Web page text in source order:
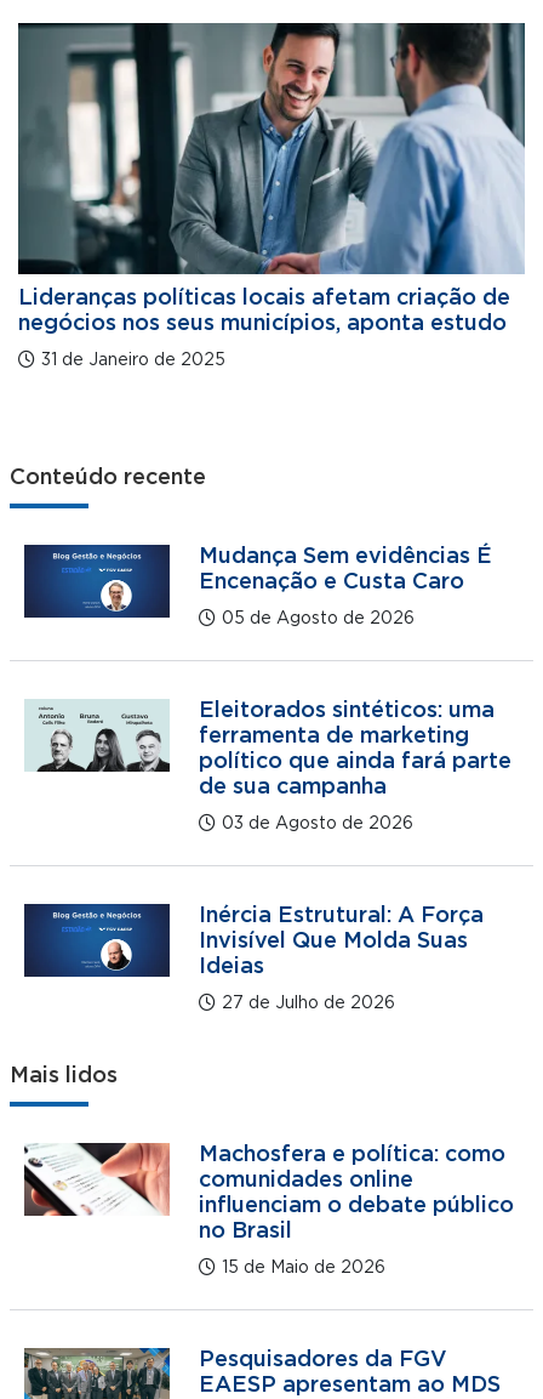
Lideranças políticas locais afetam criação de
negócios nos seus municípios, aponta estudo
31 de Janeiro de 2025
Conteúdo recente
Mudança Sem evidências É
Encenação e Custa Caro
05 de Agosto de 2026
Eleitorados sintéticos: uma
ferramenta de marketing
político que ainda fará parte
de sua campanha
03 de Agosto de 2026
Inércia Estrutural: A Força
Invisível Que Molda Suas
Ideias
27 de Julho de 2026
Mais lidos
Machosfera e política: como
comunidades online
influenciam o debate público
no Brasil
15 de Maio de 2026
Pesquisadores da FGV
EAESP apresentam ao MDS